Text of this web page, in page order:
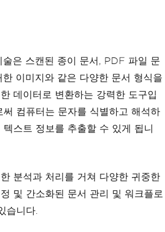
은 스캔된 종이 문서, PDF 파일 문
이미지와 같은 다양한 문서 형식을
데이터로 변환하는 강력한 도구입
컴퓨터는 문자를 식별하고 해석하
스트 정보를 추출할 수 있게 됩니
분석과 처리를 거쳐 다양한 귀중한
및 간소화된 문서 관리 및 워크플로
습니다.